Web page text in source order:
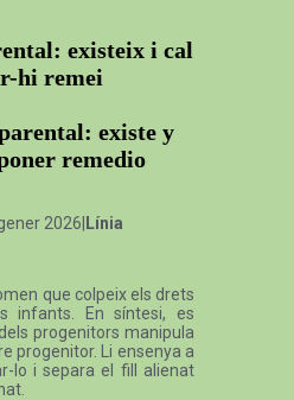
existeix i cal
hi remei
existe y
remedio
2026| Línia
que colpeix els drets
infants. En síntesi, es
progenitors manipula
progenitor. Li ensenya a
lo i separa el fill alienat